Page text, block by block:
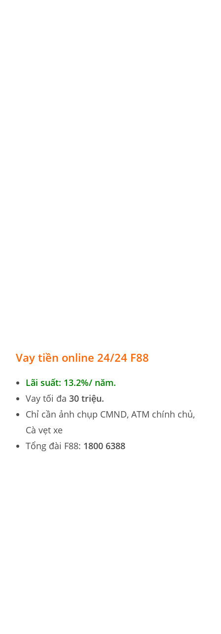
Vay tiền online 24/24 F88
Lãi suất: 13.2%/ năm.
Vay tối đa30 triệu.
Chỉ cần ảnh chụp CMND, ATM chính chủ,
Cà vẹt xe
Tổng đài F88: 1800 6388